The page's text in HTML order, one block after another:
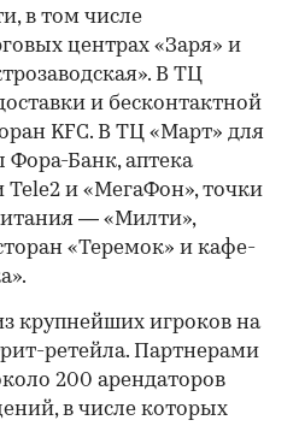
в том числе
центрах «Заря» и
В ТЦ
и бесконтактной
KFC. В ТЦ «Март» для
Фора-Банк, аптека
Tele2 и «МегаФон», точки
— «Милти»,
«Теремок» и кафе-
крупнейших игроков на
ретейла. Партнерами
200 арендаторов
в числе которых